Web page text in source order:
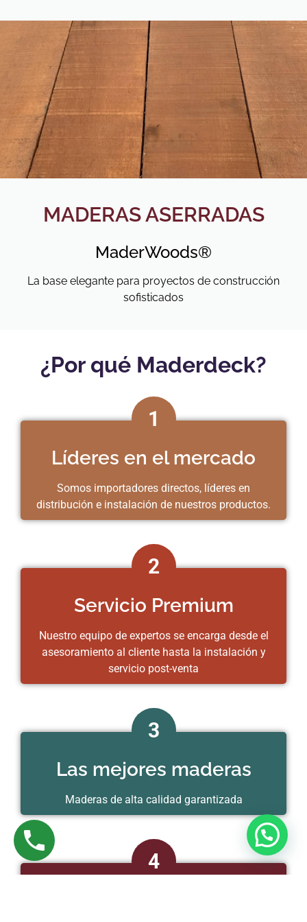
MADERAS ASERRADAS
MaderWoods®
La base elegante para proyectos de construcción
sofisticados
¿Por qué Maderdeck?
1
Líderes en el mercado
Somos importadores directos, líderes en
distribución e instalación de nuestros productos.
2
Servicio Premium
Nuestro equipo de expertos se encarga desde el
asesoramiento al cliente hasta la instalación y
servicio post-venta
3
Las mejores maderas
Maderas de alta calidad garantizada
4